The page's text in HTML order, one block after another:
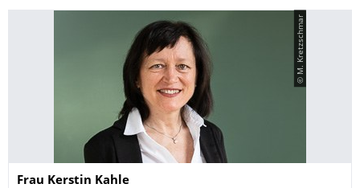
© M. Kretzschmar
Name
Frau Kerstin Kahle